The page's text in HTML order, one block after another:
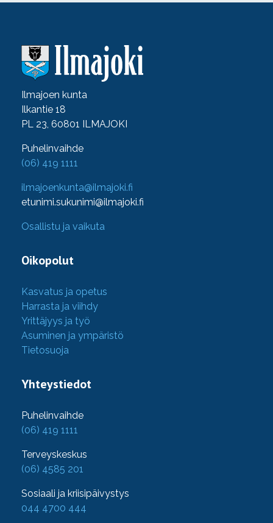
Ilmajoen kunta
Ilkantie 18
PL 23, 60801 ILMAJOKI
Puhelinvaihde
(06) 419 1111
ilmajoenkunta@ilmajoki.fi
etunimi.sukunimi@ilmajoki.fi
Osallistu ja vaikuta
Oikopolut
Kasvatus ja opetus
Harrasta ja viihdy
Yrittäjyys ja työ
Asuminen ja ympäristö
Tietosuoja
Yhteystiedot
Puhelinvaihde
(06) 419 1111
Terveyskeskus
(06) 4585 201
Sosiaali ja kriisipäivystys
044 4700 444